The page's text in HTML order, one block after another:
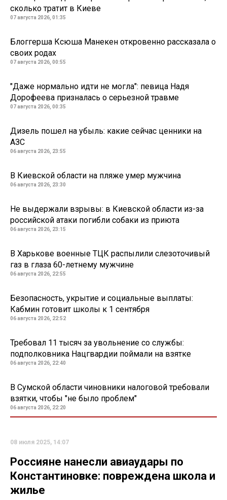
сколько тратит в Киеве
07 августа 2026, 01:35
Блоггерша Ксюша Манекен откровенно рассказала о
своих родах
07 августа 2026, 00:55
"Даже нормально идти не могла": певица Надя
Дорофеева призналась о серьезной травме
07 августа 2026, 00:35
Дизель пошел на убыль: какие сейчас ценники на
АЗС
06 августа 2026, 23:55
В Киевской области на пляже умер мужчина
06 августа 2026, 23:30
Не выдержали взрывы: в Киевской области из-за
российской атаки погибли собаки из приюта
06 августа 2026, 23:15
В Харькове военные ТЦК распылили слезоточивый
газ в глаза 60-летнему мужчине
06 августа 2026, 22:55
Безопасность, укрытие и социальные выплаты:
Кабмин готовит школы к 1 сентября
06 августа 2026, 22:52
Требовал 11 тысяч за увольнение со службы:
подполковника Нацгвардии поймали на взятке
06 августа 2026, 22:40
В Сумской области чиновники налоговой требовали
взятки, чтобы "не было проблем"
06 августа 2026, 22:20
08 июля 2025, 14:07
Россияне нанесли авиаудары по
Константиновке: повреждена школа и
жилье